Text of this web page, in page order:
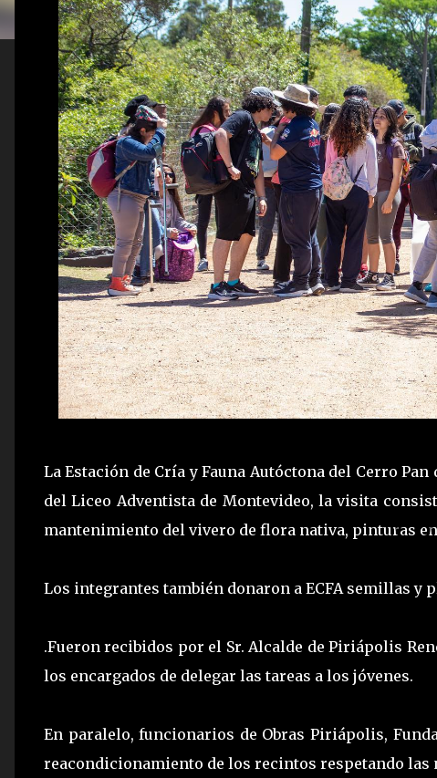
La Estación de Cría y Fauna Autóctona del Cerro
del Liceo Adventista de Montevideo, la visita
mantenimiento del vivero de flora nativa, pinturas
Los integrantes también donaron a ECFA semillas y
.Fueron recibidos por el Sr. Alcalde de Piriápolis
los encargados de delegar las tareas a los jóvenes.
En paralelo, funcionarios de Obras Piriápolis,
reacondicionamiento de los recintos respetando las